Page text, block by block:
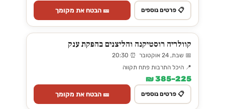
📋 פרטים נוספים 🎫 הבטח את מקומך
קוולריה רוסטיקנה והליצנים בהפקת ענק
📅 שבת, 24 אוקטובר ⏰ 20:30
📍 היכל התרבות פתח תקווה
225–385 ₪
📋 פרטים נוספים 🎫 הבטח את מקומך